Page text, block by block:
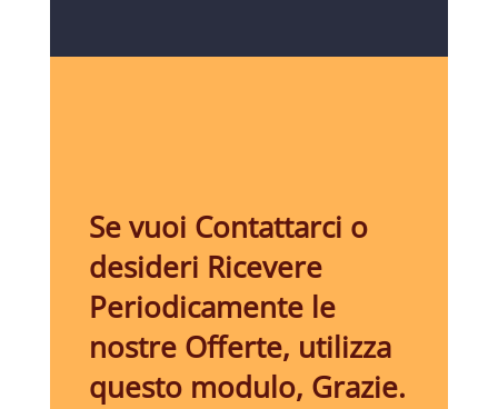
Se vuoi Contattarci o
desideri Ricevere
Periodicamente le
nostre Offerte, utilizza
questo modulo, Grazie.